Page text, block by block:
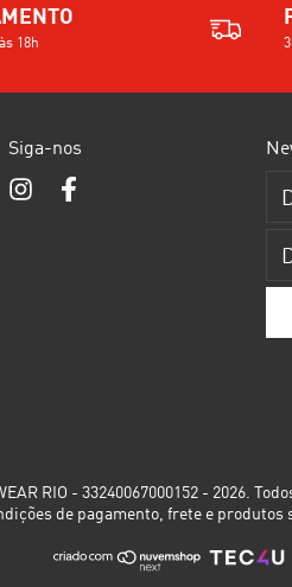
18h
Siga-nos
RIO - 33240067000152 - 2026.
de pagamento, frete e